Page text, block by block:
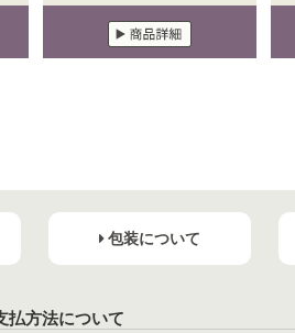
包装について
払方法について